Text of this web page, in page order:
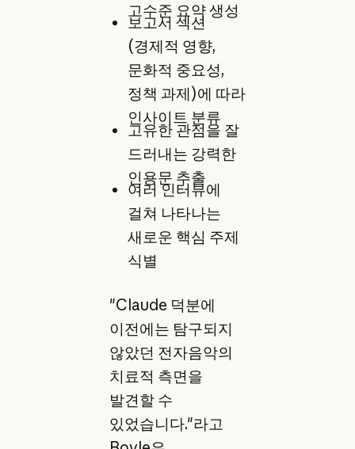
고수준 요약 생성
보고서 섹션
(경제적 영향,
문화적 중요성,
정책 과제)에 따라
인사이트 분류
고유한 관점을 잘
드러내는 강력한
인용문 추출
여러 인터뷰에
걸쳐 나타나는
새로운 핵심 주제
식별
"Claude 덕분에
이전에는 탐구되지
않았던 전자음악의
치료적 측면을
발견할 수
있었습니다."라고